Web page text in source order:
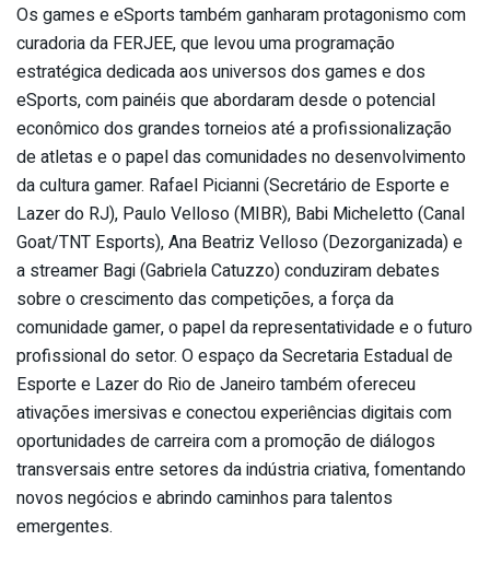
Os games e eSports também ganharam protagonismo com
curadoria da FERJEE, que levou uma programação
estratégica dedicada aos universos dos games e dos
eSports, com painéis que abordaram desde o potencial
econômico dos grandes torneios até a profissionalização
de atletas e o papel das comunidades no desenvolvimento
da cultura gamer. Rafael Picianni (Secretário de Esporte e
Lazer do RJ), Paulo Velloso (MIBR), Babi Micheletto (Canal
Goat/TNT Esports), Ana Beatriz Velloso (Dezorganizada) e
a streamer Bagi (Gabriela Catuzzo) conduziram debates
sobre o crescimento das competições, a força da
comunidade gamer, o papel da representatividade e o futuro
profissional do setor. O espaço da Secretaria Estadual de
Esporte e Lazer do Rio de Janeiro também ofereceu
ativações imersivas e conectou experiências digitais com
oportunidades de carreira com a promoção de diálogos
transversais entre setores da indústria criativa, fomentando
novos negócios e abrindo caminhos para talentos
emergentes.